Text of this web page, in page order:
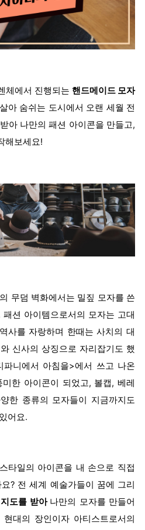
체에서 진행되는 핸드메이드 모자
아 숨쉬는 도시에서 오랜 세월 전
아 나만의 패션 아이콘을 만들고,
해보세요!
무덤 벽화에서는 밀짚 모자를 쓴
션 아이템으로서의 모자는 고대
사를 자랑하며 한때는 사치의 대
신사의 상징으로 자리잡기도 했
니에서 아침을>에서 쓰고 나온
한 아이콘이 되었고, 볼캡, 베레
한 종류의 모자들이 지금까지도
어요.
타일의 아이콘을 내 손으로 직접
? 전 세계 예술가들이 꿈에 그리
도를 받아 나만의 모자를 만들어
대의 장인이자 아티스트로서의